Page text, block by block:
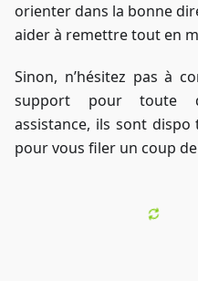
orienter dans la bonne
aider à remettre tout en
Sinon, n’hésitez pas à
support pour toute
assistance, ils sont dispo
pour vous filer un coup